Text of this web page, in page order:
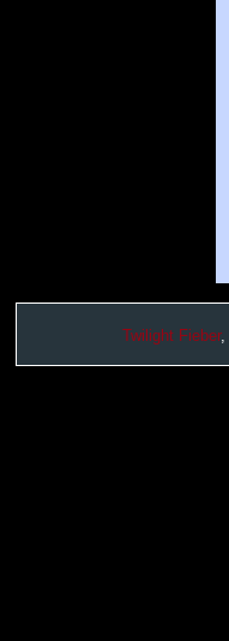
Twilight Fieber,